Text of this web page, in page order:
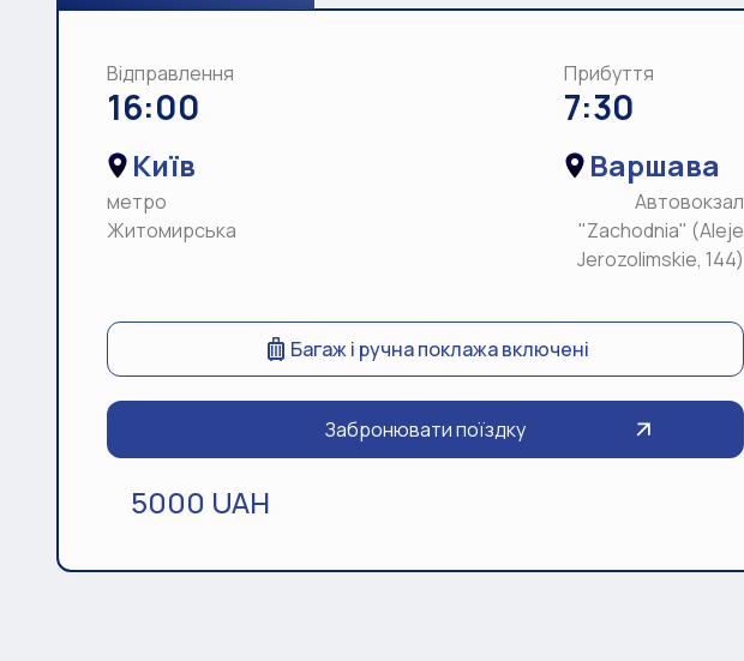
Відправлення
16:00
Київ
метро
Житомирська
Прибуття
7:30
Варшава
Автовокзал
"Zachodnia" (Aleje
Jerozolimskie, 144)
Багаж і ручна поклажа включені
Забронювати поїздку
5000 UAH